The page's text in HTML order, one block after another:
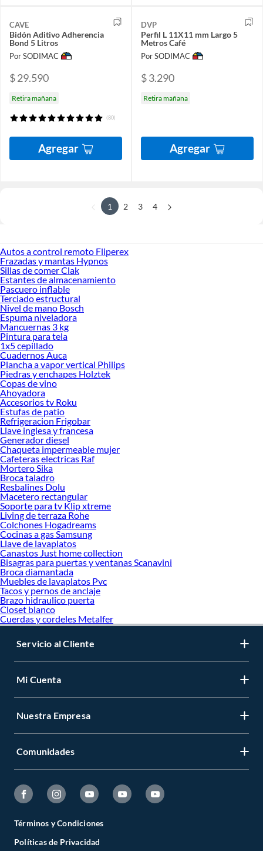
CAVE
Bidón Aditivo Adherencia
Bond 5 Litros
Por SODIMAC
$ 29.590
Retira mañana
(80)
Agregar
DVP
Perfil L 11X11 mm Largo 5
Metros Café
Por SODIMAC
$ 3.290
Retira mañana
Agregar
1 2 3 4
Autos a control remoto Fliperex
Frazadas y mantas Hypnos
Sillas de comer Clak
Estantes de almacenamiento
Pascuero inflable
Terciado estructural
Nivel de mano Bosch
Espuma niveladora
Mancuernas 3 kg
Pintura para tela
1x5 cepillado
Cuadernos Auca
Plancha a vapor vertical Philips
Piedras y enchapes Holztek
Copas de vino
Ahoyadora
Accesorios tv Roku
Estufas de patio
Refrigeracion Frigobar
Llave inglesa y francesa
Generador diesel
Chaqueta impermeable mujer
Cafeteras electricas Raf
Mortero Sika
Broca taladro
Resbalines Dolu
Macetero rectangular
Soporte para tv Klip xtreme
Living de terraza Rohe
Colchones Hogadreams
Cocinas a gas Samsung
Llave de lavaplatos
Canastos Just home collection
Bisagras para puertas y ventanas Scanavini
Broca diamantada
Muebles de lavaplatos Pvc
Tacos y pernos de anclaje
Brazo hidraulico puerta
Closet blanco
Cuerdas y cordeles Metalfer
Servicio al Cliente
Mi Cuenta
Nuestra Empresa
Comunidades
Términos y Condiciones
Políticas de Privacidad